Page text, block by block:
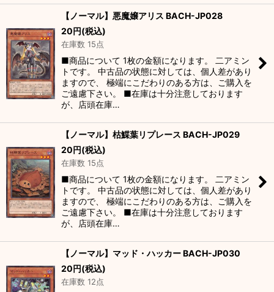
【ノーマル】悪魔嬢アリス BACH-JP028
20円(税込)
在庫数 15点
■商品について 1枚の金額になります。 二アミン
トです。 中古品の状態に対しては、個人差があり
ますので、 極端にこだわりのある方は、ご購入を
ご遠慮下さい。 ■在庫は十分注意しております
が、店頭在庫…
【ノーマル】枯鰈葉リプレース BACH-JP029
20円(税込)
在庫数 15点
■商品について 1枚の金額になります。 二アミン
トです。 中古品の状態に対しては、個人差があり
ますので、 極端にこだわりのある方は、ご購入を
ご遠慮下さい。 ■在庫は十分注意しております
が、店頭在庫…
【ノーマル】マッド・ハッカー BACH-JP030
20円(税込)
在庫数 12点